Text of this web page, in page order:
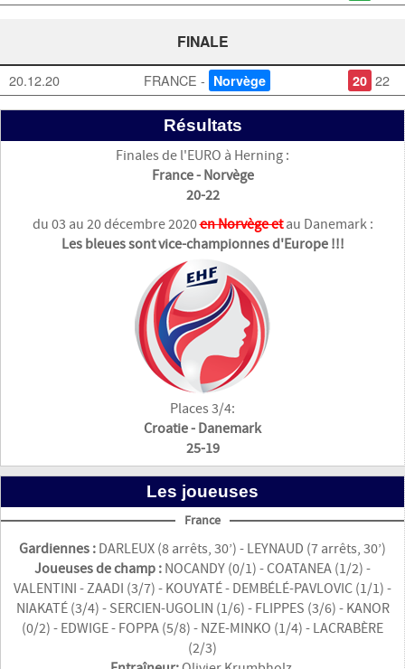
FINALE
20.12.20 FRANCE - Norvège 20 22
Résultats
Finales de l'EURO à Herning :
France - Norvège
20-22
du 03 au 20 décembre 2020en Norvège etau Danemark :
Les bleues sont vice-championnes d'Europe !!!
Places 3/4:
Croatie - Danemark
25-19
Les joueuses
France
Gardiennes : DARLEUX (8 arrêts, 30’) - LEYNAUD (7 arrêts, 30’)
Joueuses de champ : NOCANDY (0/1) - COATANEA (1/2) -
VALENTINI - ZAADI (3/7) - KOUYATÉ - DEMBÉLÉ-PAVLOVIC (1/1) -
NIAKATÉ (3/4) - SERCIEN-UGOLIN (1/6) - FLIPPES (3/6) - KANOR
(0/2) - EDWIGE - FOPPA (5/8) - NZE-MINKO (1/4) - LACRABÈRE
(2/3)